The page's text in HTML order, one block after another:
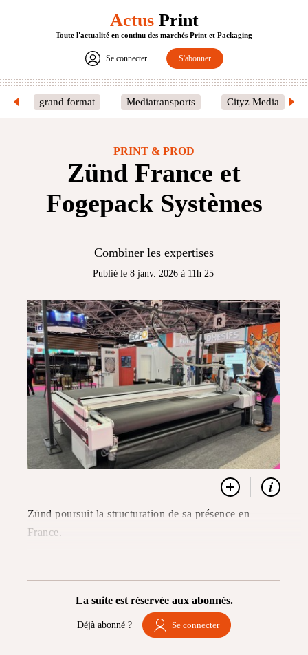
ActusPrint
Toute l'actualité en continu des marchés Print et Packaging
Se connecter S'abonner
grand format Mediatransports Cityz Media
PRINT & PROD
Zünd France et
Fogepack Systèmes
Combiner les expertises
Publié le 8 janv. 2026 à 11h 25
Zünd poursuit la structuration de sa présence en
France.
La suite est réservée aux abonnés.
Déjà abonné ? Se connecter